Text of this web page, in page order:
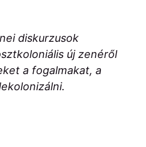
diskurzusok
új zenéről
a fogalmakat, a